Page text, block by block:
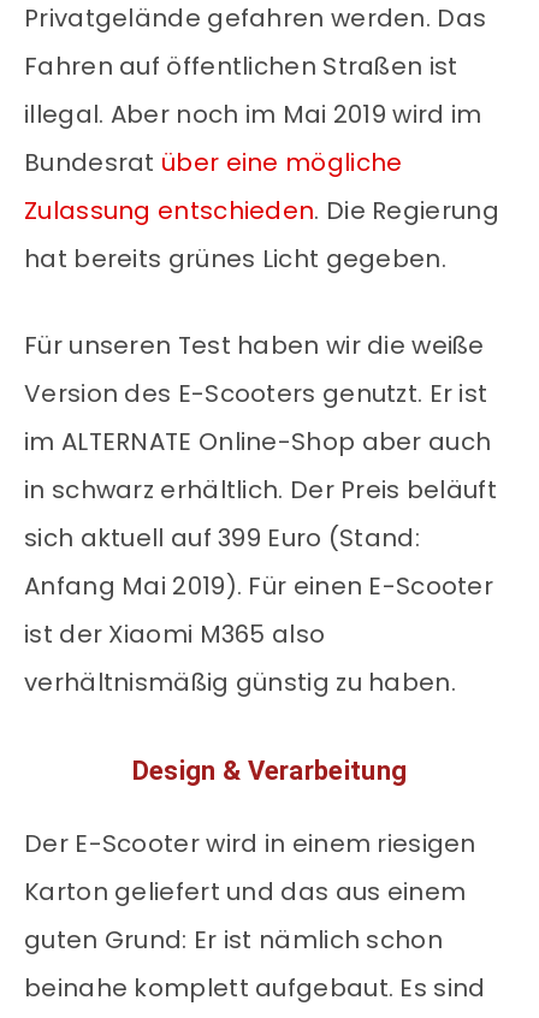
Privatgelände gefahren werden. Das
Fahren auf öffentlichen Straßen ist
illegal. Aber noch im Mai 2019 wird im
Bundesrat über eine mögliche
Zulassung entschieden. Die Regierung
hat bereits grünes Licht gegeben.
Für unseren Test haben wir die weiße
Version des E-Scooters genutzt. Er ist
im ALTERNATE Online-Shop aber auch
in schwarz erhältlich. Der Preis beläuft
sich aktuell auf 399 Euro (Stand:
Anfang Mai 2019). Für einen E-Scooter
ist der Xiaomi M365 also
verhältnismäßig günstig zu haben.
Design & Verarbeitung
Der E-Scooter wird in einem riesigen
Karton geliefert und das aus einem
guten Grund: Er ist nämlich schon
beinahe komplett aufgebaut. Es sind